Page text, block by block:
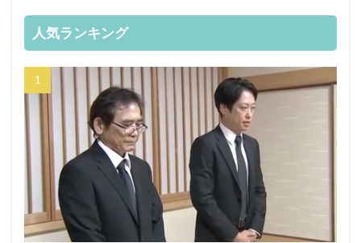
人気ランキング